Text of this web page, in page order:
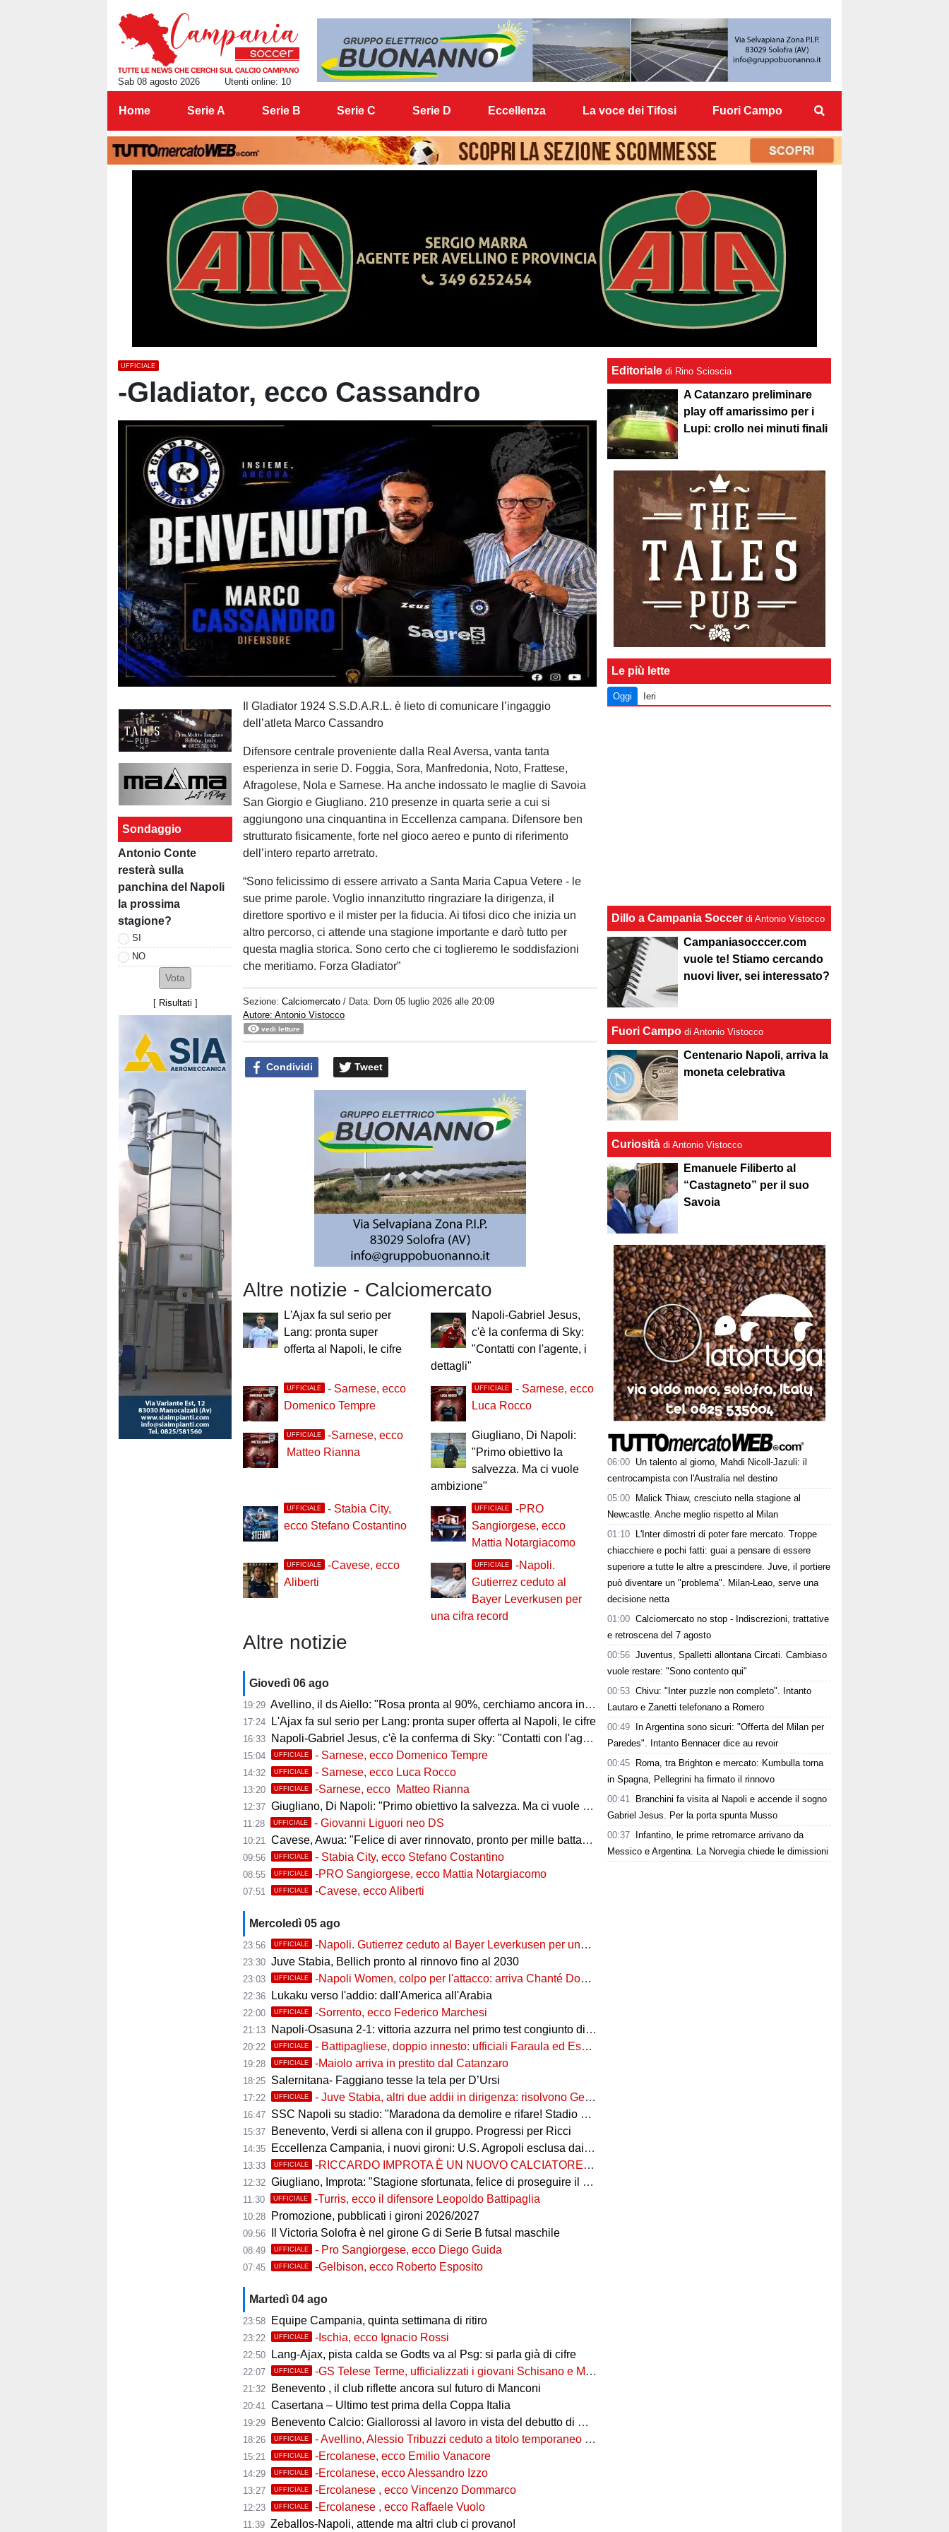
Sab 08 agosto 2026 Utenti online: 10
Home Serie A Serie B Serie C Serie D Eccellenza La voce dei Tifosi Fuori Campo
UFFICIALE
-Gladiator, ecco Cassandro
Sondaggio
Antonio Conte
resterà sulla
panchina del Napoli
la prossima
stagione?
SI
NO
[ Risultati ]
Il Gladiator 1924 S.S.D.A.R.L. è lieto di comunicare l’ingaggio
dell’atleta Marco Cassandro
Difensore centrale proveniente dalla Real Aversa, vanta tanta
esperienza in serie D. Foggia, Sora, Manfredonia, Noto, Frattese,
Afragolese, Nola e Sarnese. Ha anche indossato le maglie di Savoia
San Giorgio e Giugliano. 210 presenze in quarta serie a cui si
aggiungono una cinquantina in Eccellenza campana. Difensore ben
strutturato fisicamente, forte nel gioco aereo e punto di riferimento
dell’intero reparto arretrato.
“Sono felicissimo di essere arrivato a Santa Maria Capua Vetere - le
sue prime parole. Voglio innanzitutto ringraziare la dirigenza, il
direttore sportivo e il mister per la fiducia. Ai tifosi dico che inizia un
altro percorso, ci attende una stagione importante e darò tutto per
questa maglia storica. Sono certo che ci toglieremo le soddisfazioni
che meritiamo. Forza Gladiator”
Sezione:Calciomercato / Data: Dom 05 luglio 2026 alle 20:09
Autore: Antonio Vistocco
vedi letture
Condividi Tweet
Altre notizie - Calciomercato
L'Ajax fa sul serio per
Lang: pronta super
offerta al Napoli, le cifre
Napoli-Gabriel Jesus,
c'è la conferma di Sky:
"Contatti con l'agente, i
dettagli"
UFFICIALE
- Sarnese, ecco
Domenico Tempre
UFFICIALE
- Sarnese, ecco
Luca Rocco
UFFICIALE
-Sarnese, ecco
Matteo Rianna
Giugliano, Di Napoli:
"Primo obiettivo la
salvezza. Ma ci vuole
ambizione"
UFFICIALE
- Stabia City,
ecco Stefano Costantino
UFFICIALE
-PRO
Sangiorgese, ecco
Mattia Notargiacomo
UFFICIALE
-Cavese, ecco
Aliberti
UFFICIALE
-Napoli.
Gutierrez ceduto al
Bayer Leverkusen per
una cifra record
Altre notizie
Giovedì 06 ago
19:29 Avellino, il ds Aiello: "Rosa pronta al 90%, cerchiamo ancora innesti di qualità"
17:24 L'Ajax fa sul serio per Lang: pronta super offerta al Napoli, le cifre
16:33 Napoli-Gabriel Jesus, c'è la conferma di Sky: "Contatti con l'agente, i dettagli"
15:04 UFFICIALE - Sarnese, ecco Domenico Tempre
14:32 UFFICIALE - Sarnese, ecco Luca Rocco
13:20 UFFICIALE -Sarnese, ecco Matteo Rianna
12:37 Giugliano, Di Napoli: "Primo obiettivo la salvezza. Ma ci vuole ambizione"
11:28 UFFICIALE - Giovanni Liguori neo DS
10:21 Cavese, Awua: "Felice di aver rinnovato, pronto per mille battaglie"
09:56 UFFICIALE - Stabia City, ecco Stefano Costantino
08:55 UFFICIALE -PRO Sangiorgese, ecco Mattia Notargiacomo
07:51 UFFICIALE -Cavese, ecco Aliberti
Mercoledì 05 ago
23:56 UFFICIALE -Napoli. Gutierrez ceduto al Bayer Leverkusen per una cifra record
23:30 Juve Stabia, Bellich pronto al rinnovo fino al 2030
23:03 UFFICIALE -Napoli Women, colpo per l'attacco: arriva Chanté Dompig
22:36 Lukaku verso l'addio: dall'America all'Arabia
22:00 UFFICIALE -Sorrento, ecco Federico Marchesi
21:13 Napoli-Osasuna 2-1: vittoria azzurra nel primo test congiunto di Castel di Sangro
20:22 UFFICIALE - Battipagliese, doppio innesto: ufficiali Faraula ed Esposito
19:28 UFFICIALE -Maiolo arriva in prestito dal Catanzaro
18:25 Salernitana- Faggiano tesse la tela per D’Ursi
17:22 UFFICIALE - Juve Stabia, altri due addii in dirigenza: risolvono Gerbo e Zanardini
16:47 SSC Napoli su stadio: "Maradona da demolire e rifare! Stadio nuovo in ex area Q8"
15:37 Benevento, Verdi si allena con il gruppo. Progressi per Ricci
14:35 Eccellenza Campania, i nuovi gironi: U.S. Agropoli esclusa dai ripescaggi
13:33 UFFICIALE -RICCARDO IMPROTA È UN NUOVO CALCIATORE DEL GIUGLIANO
12:32 Giugliano, Improta: "Stagione sfortunata, felice di proseguire il percorso"
11:30 UFFICIALE -Turris, ecco il difensore Leopoldo Battipaglia
10:28 Promozione, pubblicati i gironi 2026/2027
09:56 Il Victoria Solofra è nel girone G di Serie B futsal maschile
08:49 UFFICIALE - Pro Sangiorgese, ecco Diego Guida
07:45 UFFICIALE -Gelbison, ecco Roberto Esposito
Martedì 04 ago
23:58 Equipe Campania, quinta settimana di ritiro
23:22 UFFICIALE -Ischia, ecco Ignacio Rossi
22:50 Lang-Ajax, pista calda se Godts va al Psg: si parla già di cifre
22:07 UFFICIALE -GS Telese Terme, ufficializzati i giovani Schisano e Miretto
21:32 Benevento , il club riflette ancora sul futuro di Manconi
20:41 Casertana – Ultimo test prima della Coppa Italia
19:29 Benevento Calcio: Giallorossi al lavoro in vista del debutto di Coppa Italia
18:26 UFFICIALE - Avellino, Alessio Tribuzzi ceduto a titolo temporaneo al Bari
15:21 UFFICIALE -Ercolanese, ecco Emilio Vanacore
14:29 UFFICIALE -Ercolanese, ecco Alessandro Izzo
13:27 UFFICIALE -Ercolanese , ecco Vincenzo Dommarco
12:23 UFFICIALE -Ercolanese , ecco Raffaele Vuolo
11:39 Zeballos-Napoli, attende ma altri club ci provano!
Editoriale di Rino Scioscia
A Catanzaro preliminare
play off amarissimo per i
Lupi: crollo nei minuti finali
Le più lette
Oggi Ieri
Dillo a Campania Soccer di Antonio Vistocco
Campaniasocccer.com
vuole te! Stiamo cercando
nuovi liver, sei interessato?
Fuori Campo di Antonio Vistocco
Centenario Napoli, arriva la
moneta celebrativa
Curiosità di Antonio Vistocco
Emanuele Filiberto al
“Castagneto” per il suo
Savoia
06:00 Un talento al giorno, Mahdi Nicoll-Jazuli: il
centrocampista con l'Australia nel destino
05:00
Malick Thiaw, cresciuto nella stagione al
Newcastle. Anche meglio rispetto al Milan
01:10
L'Inter dimostri di poter fare mercato. Troppe
chiacchiere e pochi fatti: guai a pensare di essere
superiore a tutte le altre a prescindere. Juve, il portiere
può diventare un "problema". Milan-Leao, serve una
decisione netta
01:00 Calciomercato no stop - Indiscrezioni, trattative
e retroscena del 7 agosto
00:56 Juventus, Spalletti allontana Circati. Cambiaso
vuole restare: "Sono contento qui"
00:53 Chivu: "Inter puzzle non completo". Intanto
Lautaro e Zanetti telefonano a Romero
00:49
In Argentina sono sicuri: "Offerta del Milan per
Paredes". Intanto Bennacer dice au revoir
00:45
Roma, tra Brighton e mercato: Kumbulla torna
in Spagna, Pellegrini ha firmato il rinnovo
00:41
Branchini fa visita al Napoli e accende il sogno
Gabriel Jesus. Per la porta spunta Musso
00:37
Infantino, le prime retromarce arrivano da
Messico e Argentina. La Norvegia chiede le dimissioni